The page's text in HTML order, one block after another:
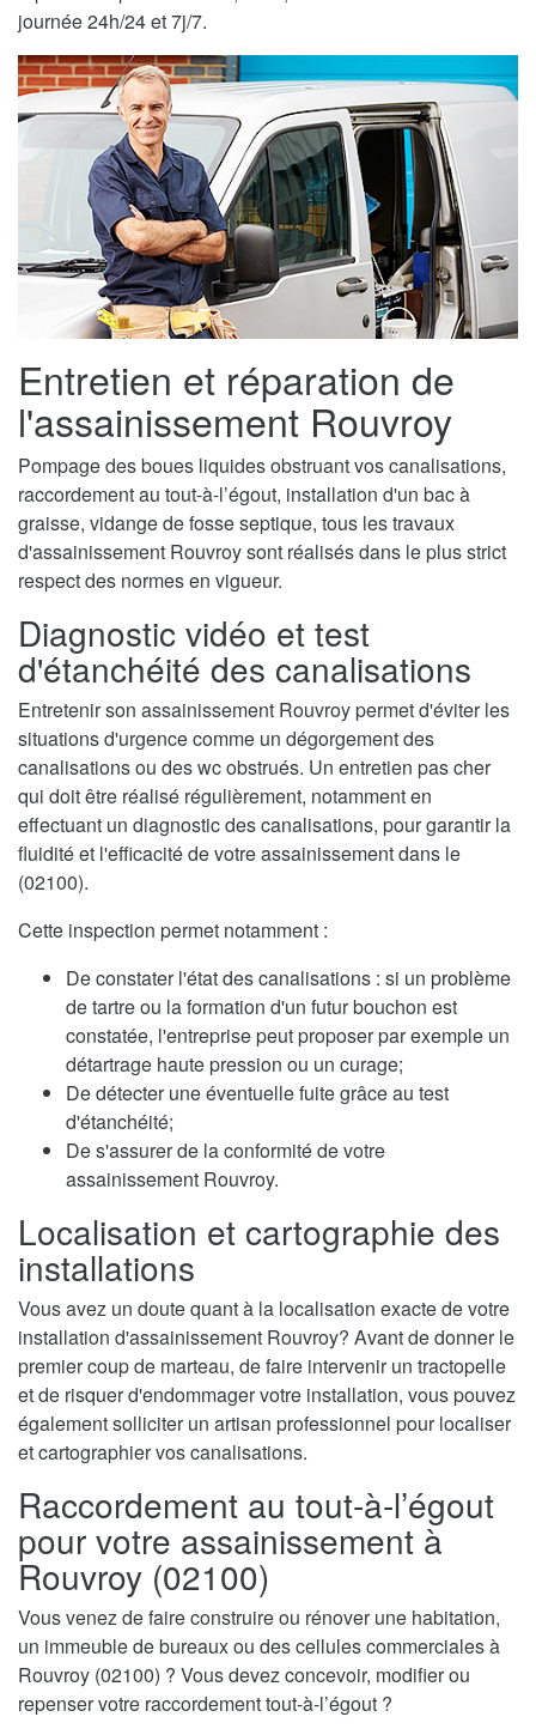
journée 24h/24 et 7j/7.
Entretien et réparation de
l'assainissement Rouvroy
Pompage des boues liquides obstruant vos canalisations,
raccordement au tout-à-l’égout, installation d'un bac à
graisse, vidange de fosse septique, tous les travaux
d'assainissement Rouvroy sont réalisés dans le plus strict
respect des normes en vigueur.
Diagnostic vidéo et test
d'étanchéité des canalisations
Entretenir son assainissement Rouvroy permet d'éviter les
situations d'urgence comme un dégorgement des
canalisations ou des wc obstrués. Un entretien pas cher
qui doit être réalisé régulièrement, notamment en
effectuant un diagnostic des canalisations, pour garantir la
fluidité et l'efficacité de votre assainissement dans le
(02100).
Cette inspection permet notamment :
De constater l'état des canalisations : si un problème
de tartre ou la formation d'un futur bouchon est
constatée, l'entreprise peut proposer par exemple un
détartrage haute pression ou un curage;
De détecter une éventuelle fuite grâce au test
d'étanchéité;
De s'assurer de la conformité de votre
assainissement Rouvroy.
Localisation et cartographie des
installations
Vous avez un doute quant à la localisation exacte de votre
installation d'assainissement Rouvroy? Avant de donner le
premier coup de marteau, de faire intervenir un tractopelle
et de risquer d'endommager votre installation, vous pouvez
également solliciter un artisan professionnel pour localiser
et cartographier vos canalisations.
Raccordement au tout-à-l’égout
pour votre assainissement à
Rouvroy (02100)
Vous venez de faire construire ou rénover une habitation,
un immeuble de bureaux ou des cellules commerciales à
Rouvroy (02100) ? Vous devez concevoir, modifier ou
repenser votre raccordement tout-à-l’égout ?